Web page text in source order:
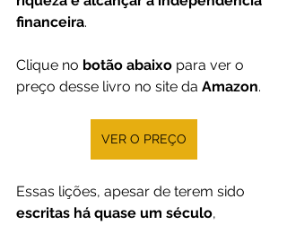
financeira.
Clique no botão abaixo para ver o
preço desse livro no site da Amazon.
VER O PREÇO
Essas lições, apesar de terem sido
escritas há quase um século,